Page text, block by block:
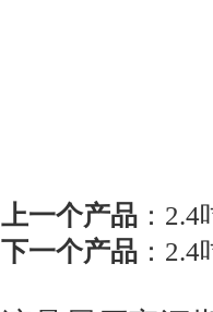
上一个产品 ： 2.4
下一个产品 ： 2.4